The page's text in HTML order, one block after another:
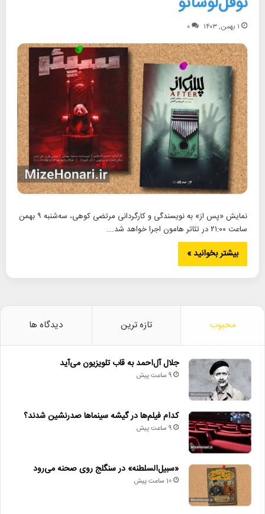
۱ بهمن, ۱۴۰۳ ۰
نمایش «پس از» به نویسندگی و کارگردانی مرتضی کوهی، سه‌شنبه ۹ بهمن
ساعت ۲۱:۰۰ در تئاتر هامون اجرا خواهد شد.…
بیشتر بخوانید »
محبوب تازه ترین دیدگاه ها
جلال آل‌احمد به قاب تلویزیون می‌آید
9 ساعت پیش
کدام فیلم‌ها در گیشه سینماها صدرنشین شدند؟
9 ساعت پیش
«سبیل‌السلطنه» در سنگلج روی صحنه می‌رود
10 ساعت پیش